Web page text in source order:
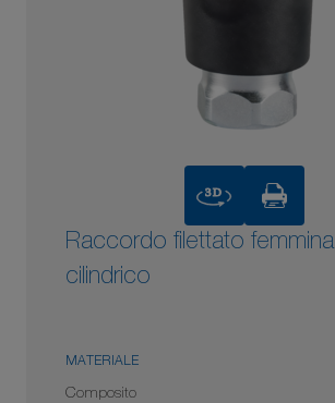
3D
Raccordo filettato femmina
cilindrico
MATERIALE
Composito